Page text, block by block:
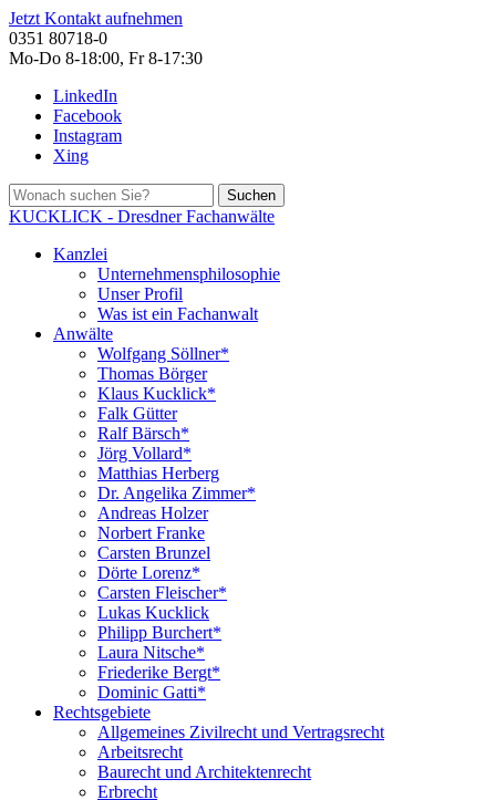
Jetzt Kontakt aufnehmen
0351 80718-0
Mo-Do 8-18:00, Fr 8-17:30
LinkedIn
Facebook
Instagram
Xing
Suchen
KUCKLICK - Dresdner Fachanwälte
Kanzlei
Unternehmensphilosophie
Unser Profil
Was ist ein Fachanwalt
Anwälte
Wolfgang Söllner*
Thomas Börger
Klaus Kucklick*
Falk Gütter
Ralf Bärsch*
Jörg Vollard*
Matthias Herberg
Dr. Angelika Zimmer*
Andreas Holzer
Norbert Franke
Carsten Brunzel
Dörte Lorenz*
Carsten Fleischer*
Lukas Kucklick
Philipp Burchert*
Laura Nitsche*
Friederike Bergt*
Dominic Gatti*
Rechtsgebiete
Allgemeines Zivilrecht und Vertragsrecht
Arbeitsrecht
Baurecht und Architektenrecht
Erbrecht